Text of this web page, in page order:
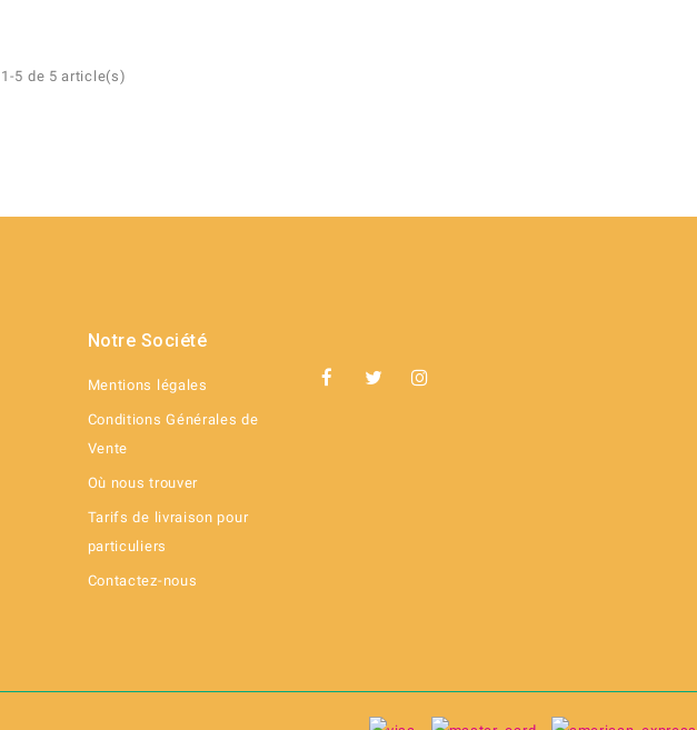
5 de 5 article(s)
Notre Société
Mentions légales
Conditions Générales de
Vente
Où nous trouver
Tarifs de livraison pour
particuliers
Contactez-nous